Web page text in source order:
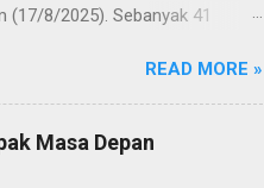
(17/8/2025). Sebanyak 41
kini resmi menuntaskan
semangat kebangsaan yang
rasa bangga dan
DPRD, pelatih, serta para
READ MORE »
Masa Depan